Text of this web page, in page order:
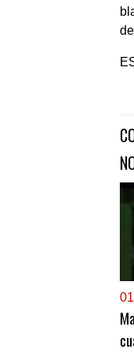
0